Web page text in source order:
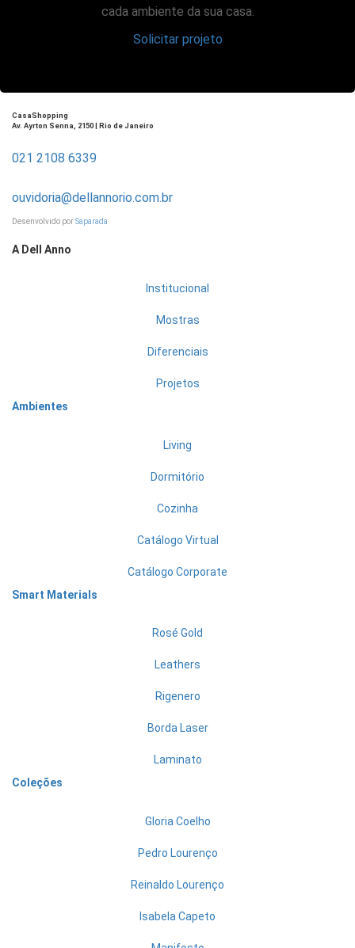
cada ambiente da sua casa.
Solicitar projeto
CasaShopping
Av. Ayrton Senna, 2150 | Rio de Janeiro
021 2108 6339
ouvidoria@dellannorio.com.br
Desenvolvido porSaparada
A Dell Anno
Institucional
Mostras
Diferenciais
Projetos
Ambientes
Living
Dormitório
Cozinha
Catálogo Virtual
Catálogo Corporate
Smart Materials
Rosé Gold
Leathers
Rigenero
Borda Laser
Laminato
Coleções
Gloria Coelho
Pedro Lourenço
Reinaldo Lourenço
Isabela Capeto